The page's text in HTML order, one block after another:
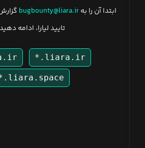
ابتدا آن را به bugbounty@liara.ir
تایید لیارا، ادامه
*.liara.ir